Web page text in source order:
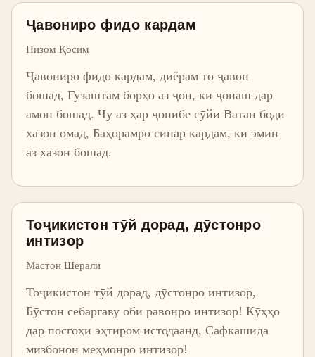
Ҷавониро фидо кардам
Низом Қосим
Ҷавониро фидо кардам, диёрам то ҷавон
бошад, Гузаштам борҳо аз ҷон, ки ҷонаш дар
амон бошад. Чу аз ҳар ҷонибе сӯйи Ватан боди
хазон омад, Баҳорамро сипар кардам, ки эмин
аз хазон бошад.
Тоҷикистон тӯй дорад, дӯстонро
интизор
Мастон Шералӣ
Тоҷикистон тӯй дорад, дӯстонро интизор,
Бӯстон себаргаву оби равонро интизор! Кӯҳҳо
дар посгоҳи эҳтиром истодаанд, Сафкашида
мизбонон меҳмонро интизор!